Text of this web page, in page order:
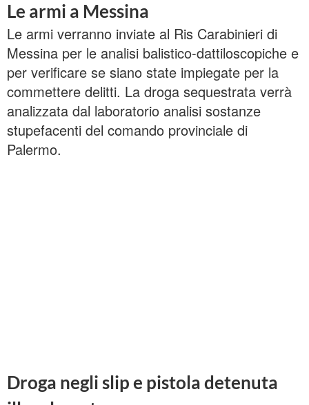
Le armi a Messina
Le armi verranno inviate al Ris Carabinieri di
Messina per le analisi balistico-dattiloscopiche e
per verificare se siano state impiegate per la
commettere delitti. La droga sequestrata verrà
analizzata dal laboratorio analisi sostanze
stupefacenti del comando provinciale di
Palermo.
Droga negli slip e pistola detenuta